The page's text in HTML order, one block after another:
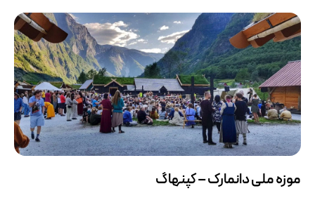
موزه ملی دانمارک – کپنهاگ